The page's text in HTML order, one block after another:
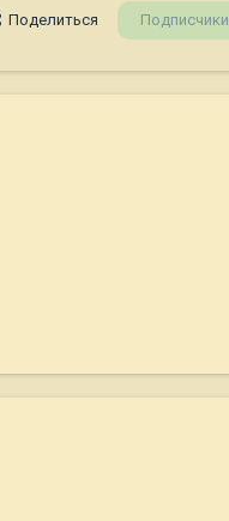
Поделиться Подписчики